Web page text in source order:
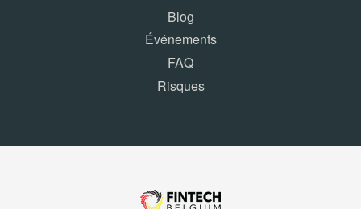
Blog
Événements
FAQ
Risques